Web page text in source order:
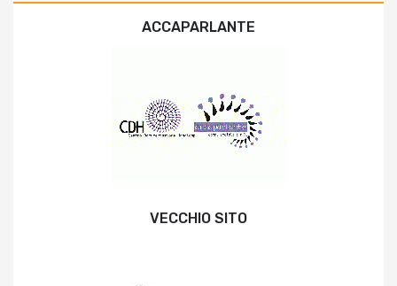
ACCAPARLANTE
VECCHIO SITO